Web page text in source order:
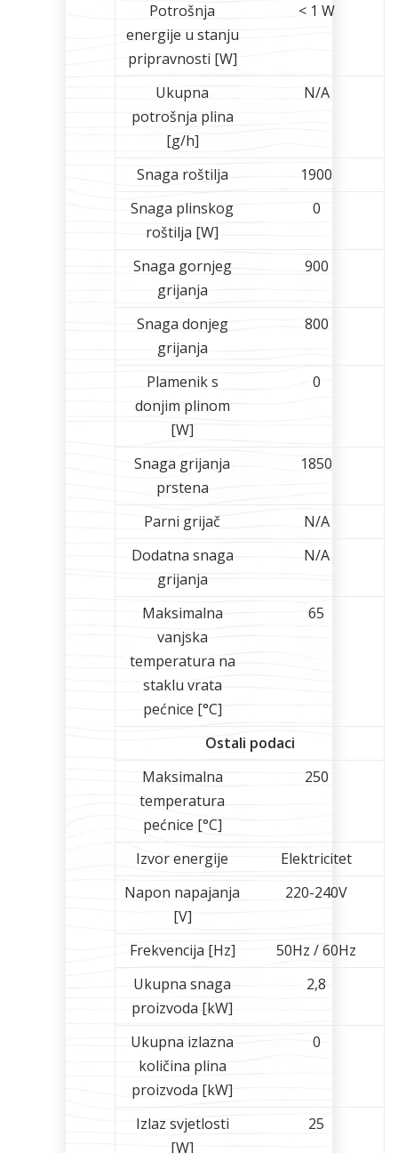
Potrošnja
energije u stanju
pripravnosti [W]
< 1 W
Ukupna
potrošnja plina
[g/h]
N/A
Snaga roštilja
1900
Snaga plinskog
roštilja [W]
0
Snaga gornjeg
grijanja
900
Snaga donjeg
grijanja
800
Plamenik s
donjim plinom
[W]
0
Snaga grijanja
prstena
1850
Parni grijač
N/A
Dodatna snaga
grijanja
N/A
Maksimalna
vanjska
temperatura na
staklu vrata
pećnice [°C]
65
Ostali podaci
Maksimalna
temperatura
pećnice [°C]
250
Izvor energije
Elektricitet
Napon napajanja
[V]
220-240V
Frekvencija [Hz]
50Hz / 60Hz
Ukupna snaga
proizvoda [kW]
2,8
Ukupna izlazna
količina plina
proizvoda [kW]
0
Izlaz svjetlosti
[W]
25